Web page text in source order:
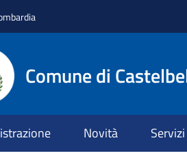
Comune di
Novità Servizi